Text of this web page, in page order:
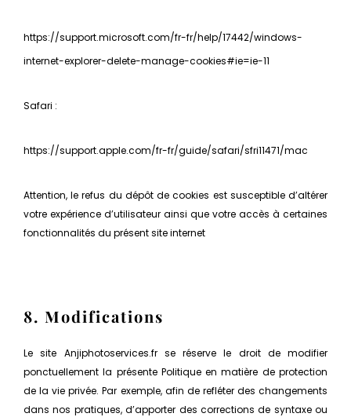
https://support.microsoft.com/fr-fr/help/17442/windows-
internet-explorer-delete-manage-cookies#ie=ie-11
Safari :
https://support.apple.com/fr-fr/guide/safari/sfri11471/mac
Attention, le refus du dépôt de cookies est susceptible d’altérer
votre expérience d’utilisateur ainsi que votre accès à certaines
fonctionnalités du présent site internet
8. Modifications
Le site Anjiphotoservices.fr se réserve le droit de modifier
ponctuellement la présente Politique en matière de protection
de la vie privée. Par exemple, afin de refléter des changements
dans nos pratiques, d’apporter des corrections de syntaxe ou